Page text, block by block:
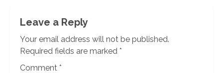
Leave a Reply
Your email address will not be published.
Required fields are marked *
Comment *